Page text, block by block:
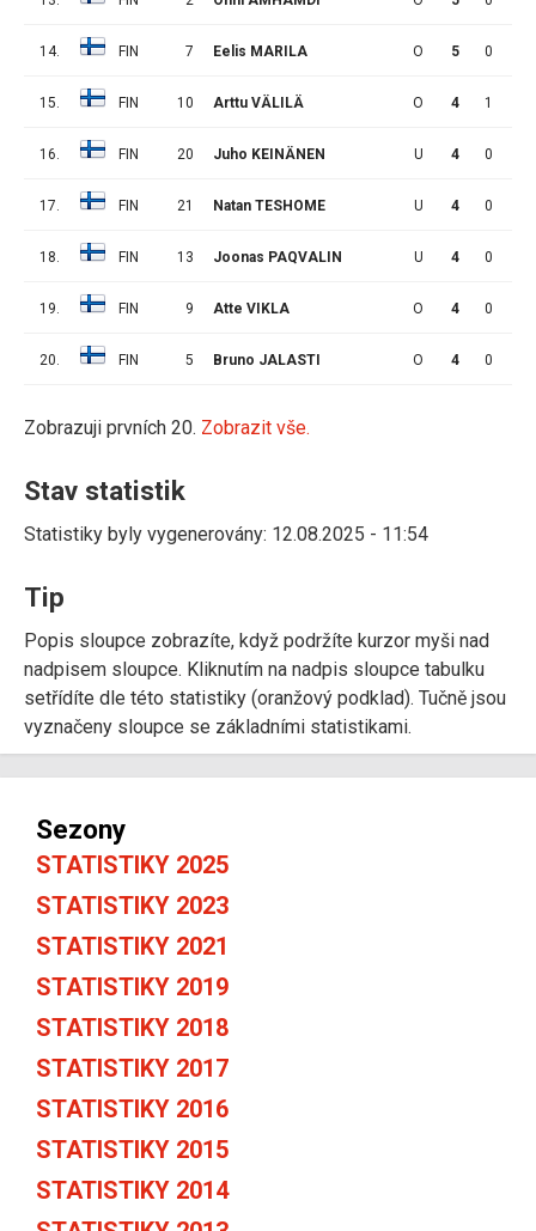
14. FIN 7 Eelis MARILA O 5 0
15. FIN 10 Arttu VÄLILÄ O 4 1
16. FIN 20 Juho KEINÄNEN U 4 0
17. FIN 21 Natan TESHOME U 4 0
18. FIN 13 Joonas PAQVALIN U 4 0
19. FIN 9 Atte VIKLA O 4 0
20. FIN 5 Bruno JALASTI O 4 0
Zobrazuji prvních 20. Zobrazit vše.
Stav statistik
Statistiky byly vygenerovány: 12.08.2025 - 11:54
Tip
Popis sloupce zobrazíte, když podržíte kurzor myši nad
nadpisem sloupce. Kliknutím na nadpis sloupce tabulku
setřídíte dle této statistiky (oranžový podklad). Tučně jsou
vyznačeny sloupce se základními statistikami.
Sezony
STATISTIKY 2025
STATISTIKY 2023
STATISTIKY 2021
STATISTIKY 2019
STATISTIKY 2018
STATISTIKY 2017
STATISTIKY 2016
STATISTIKY 2015
STATISTIKY 2014